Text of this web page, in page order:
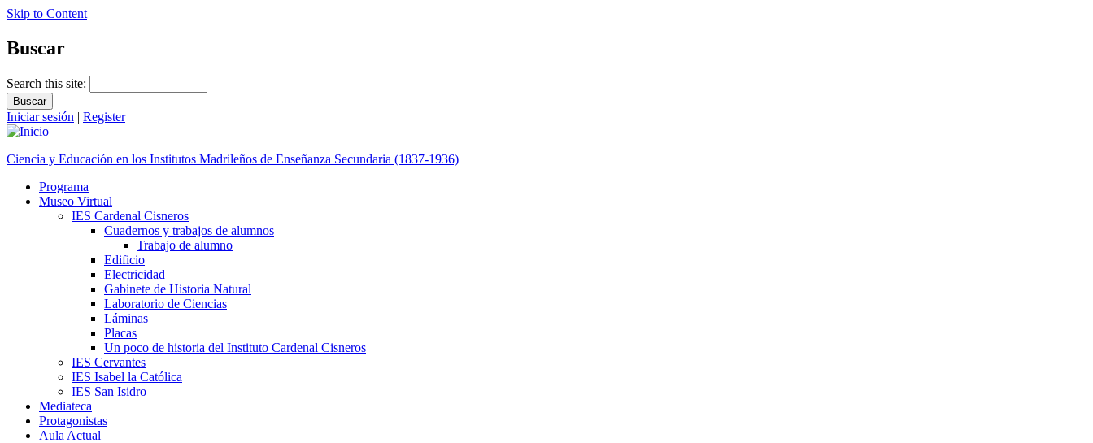
Skip to Content
Buscar
Search this site:
Iniciar sesión | Register
Ciencia y Educación en los Institutos Madrileños de Enseñanza Secundaria (1837-1936)
Programa
Museo Virtual
IES Cardenal Cisneros
Cuadernos y trabajos de alumnos
Trabajo de alumno
Edificio
Electricidad
Gabinete de Historia Natural
Laboratorio de Ciencias
Láminas
Placas
Un poco de historia del Instituto Cardenal Cisneros
IES Cervantes
IES Isabel la Católica
IES San Isidro
Mediateca
Protagonistas
Aula Actual